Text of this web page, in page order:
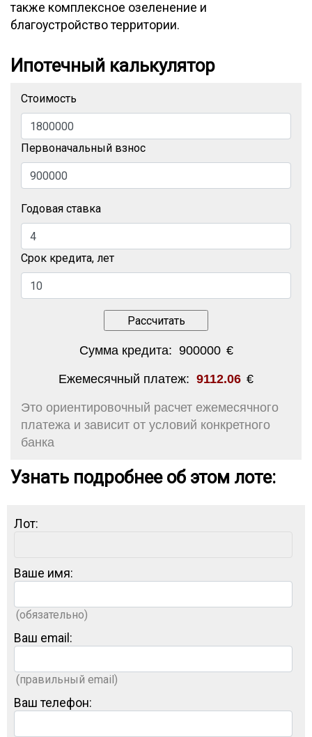
также комплексное озеленение и
благоустройство территории.
Ипотечный калькулятор
Стоимость
Первоначальный взнос
Годовая ставка
Срок кредита, лет
Сумма кредита: 900000 €
Ежемесячный платеж: 9112.06 €
Это ориентировочный расчет ежемесячного
платежа и зависит от условий конкретного
банка
Узнать подробнее об этом лоте:
Лот:
Ваше имя:
(обязательно)
Ваш email:
(правильный email)
Ваш телефон: